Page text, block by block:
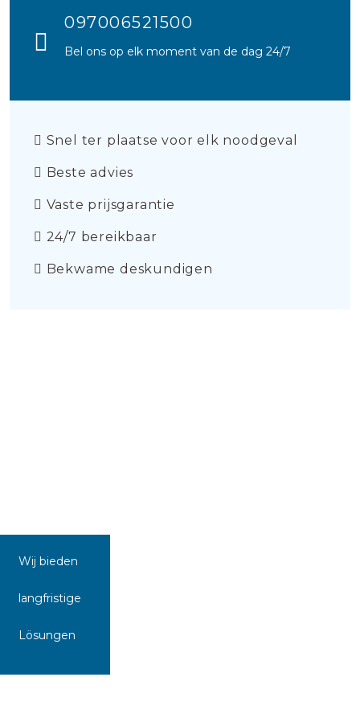
097006521500
Bel ons op elk moment van de dag 24/7
Snel ter plaatse voor elk noodgeval
Beste advies
Vaste prijsgarantie
24/7 bereikbaar
Bekwame deskundigen
Wij bieden
langfristige
Lösungen